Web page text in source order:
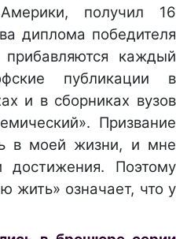
получил 16
диплома победителя
каждый
публикации в
и в сборниках вузов
Призвание
в моей жизни, и мне
Поэтому
жить» означает, что у